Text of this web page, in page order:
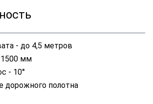
- до 4,5 метров
мм
- 10°
дорожного полотна